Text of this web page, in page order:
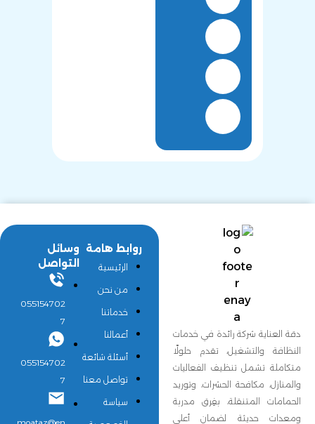
دقة العناية شركة رائدة في خدمات
النظافة والتشغيل، تقدم حلولًا
متكاملة تشمل تنظيف الفعاليات
والمنازل، مكافحة الحشرات، وتوريد
الحمامات المتنقلة، بفِرق مدربة
ومعدات حديثة لضمان أعلى
روابط هامة
الرئيسية
من نحن
خدماتنا
أعمالنا
أسئلة شائعة
تواصل معنا
سياسة
وسائل
التواصل
055154702
7
055154702
7